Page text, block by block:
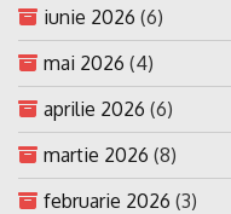
iunie 2026 (6)
mai 2026 (4)
aprilie 2026 (6)
martie 2026 (8)
februarie 2026 (3)